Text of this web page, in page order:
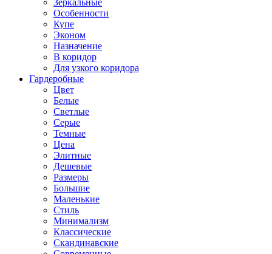
Зеркальные
Особенности
Купе
Эконом
Назначение
В коридор
Для узкого коридора
Гардеробные
Цвет
Белые
Светлые
Серые
Темные
Цена
Элитные
Дешевые
Размеры
Большие
Маленькие
Стиль
Минимализм
Классические
Скандинавские